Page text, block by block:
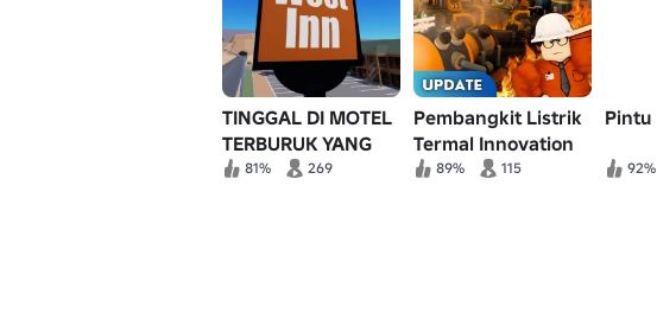
TINGGAL DI MOTEL
TERBURUK YANG
PERNAH DIKENAL
81% 269
Pembangkit Listrik
Termal Innovation
Inc.89% 115
Pintu
92%